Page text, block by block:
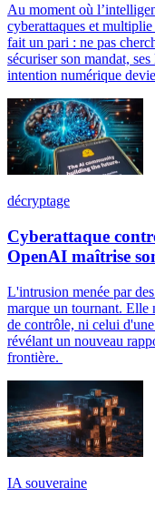
Au moment où
cyberattaques et multiplie
fait un pari : ne pas
sécuriser son mandat,
intention numérique
décryptage
Cyberattaque
OpenAI maîtrise
L'intrusion menée par
marque un tournant.
de contrôle, ni celui
révélant un nouveau
frontière.
IA souveraine